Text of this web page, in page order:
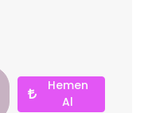
Hemen
Al